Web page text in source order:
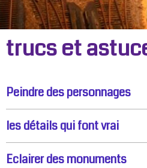
trucs et
Peindre des personnages
les détails qui font vrai
Eclairer des monuments